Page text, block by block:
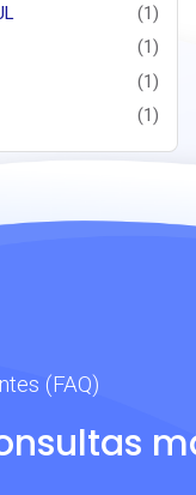
(1)
(1)
(1)
(1)
(FAQ)